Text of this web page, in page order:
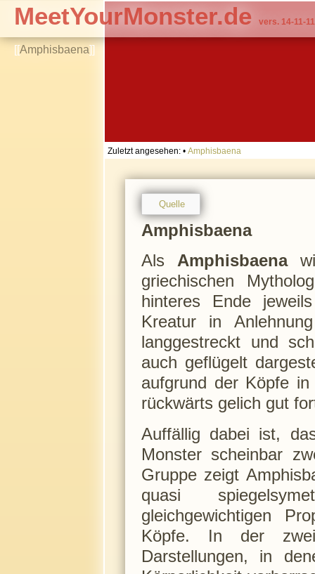
[[Amphisbaena]]
MeetYourMonster.de vers. 14-11-11
Zuletzt angesehen: • Amphisbaena
Quelle
Amphisbaena
Als Amphisbaena
griechischen
hinteres Ende
Kreatur in
langgestreckt und
auch geflügelt
aufgrund der Köpfe
rückwärts gelich gut
Auffällig dabei ist,
Monster scheinbar
Gruppe zeigt
quasi
gleichgewichtigen
Köpfe. In der
Darstellungen, in